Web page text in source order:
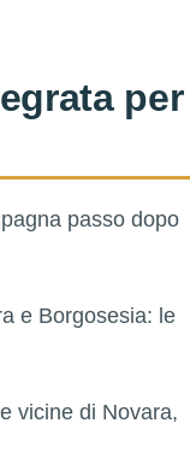
per
passo dopo
e Borgosesia: le
vicine di Novara,